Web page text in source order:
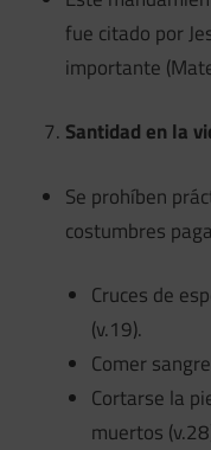
fue citado por
importante
Santidad en la
Se prohíben
costumbres
Cruces de
(v.19).
Comer
Cortarse la
muertos